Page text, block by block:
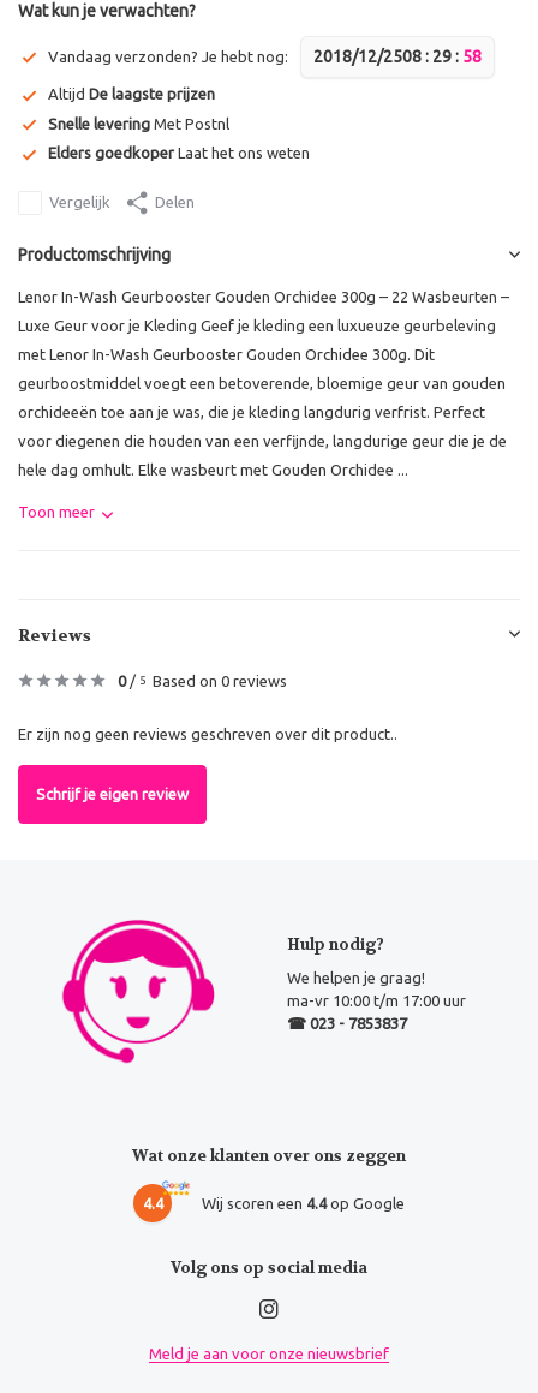
Wat kun je verwachten?
Vandaag verzonden? Je hebt nog: 2018/12/2508: 29: 58
Altijd De laagste prijzen
Snelle levering Met Postnl
Elders goedkoper Laat het ons weten
Vergelijk Delen
Productomschrijving
Lenor In-Wash Geurbooster Gouden Orchidee 300g – 22 Wasbeurten –
Luxe Geur voor je Kleding Geef je kleding een luxueuze geurbeleving
met Lenor In-Wash Geurbooster Gouden Orchidee 300g. Dit
geurboostmiddel voegt een betoverende, bloemige geur van gouden
orchideeën toe aan je was, die je kleding langdurig verfrist. Perfect
voor diegenen die houden van een verfijnde, langdurige geur die je de
hele dag omhult. Elke wasbeurt met Gouden Orchidee ...
Toon meer
Reviews
0/ 5 Based on 0 reviews
Er zijn nog geen reviews geschreven over dit product..
Schrijf je eigen review
Hulp nodig?
We helpen je graag!
ma-vr 10:00 t/m 17:00 uur
☎ 023 - 7853837
Wat onze klanten over ons zeggen
4.4 Wij scoren een 4.4op Google
Volg ons op social media
Meld je aan voor onze nieuwsbrief